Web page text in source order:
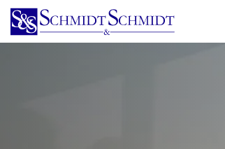
Перейти
основному